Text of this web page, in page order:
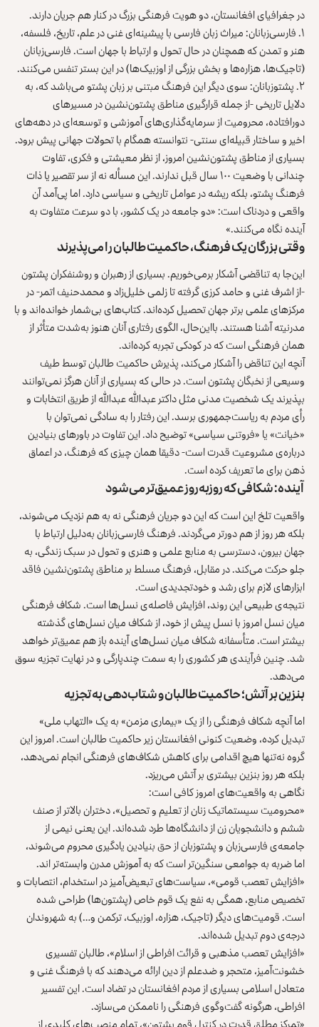
در جغرافیای افغانستان، دو هویت فرهنگی بزرگ در کنار هم جریان دارند.
۱. فارسی‌زبانان: میراث زبان فارسی با پیشینه‌ای غنی در علم، تاریخ، فلسفه،
هنر و تمدن که همچنان در حال تحول و ارتباط با جهان است. فارسی‌زبانان
(تاجیک‌ها، هزاره‌ها و بخش بزرگی از اوزبیک‌ها) در این بستر تنفس می‌کنند.
۲. پشتوزبانان: سوی دیگر این فرهنگ مبتنی بر زبان پشتو می‌باشد که، به‌
دلایل تاریخی -از جمله قرارگیری مناطق پشتون‌نشین در مسیرهای
دورافتاده، محرومیت از سرمایه‌گذاری‌های آموزشی و توسعه‌ای در دهه‌های
اخیر و ساختار قبیله‌ای سنتی- نتوانسته همگام با تحولات جهانی پیش برود.
بسیاری از مناطق پشتون‌نشین امروز، از نظر معیشتی و فکری، تفاوت
چندانی با وضعیت ۱۰۰ سال قبل ندارند. این مسأله نه از سر تقصیر یا ذات
فرهنگ پشتو، بلکه ریشه در عوامل تاریخی و سیاسی دارد. اما پی‌آمد آن
واقعی و دردناک است: «دو جامعه در یک کشور، با دو سرعت متفاوت به
آینده نگاه می‌کنند.»
وقتی بزرگان یک فرهنگ، حاکمیت طالبان را می‌پذیرند
این‌جا به تناقضی آشکار برمی‌خوریم. بسیاری از رهبران و روشنفکران پشتون
-از اشرف غنی و حامد کرزی گرفته تا زلمی خلیل‌زاد و محمدحنیف اتمر- در
مرکزهای علمی برتر جهان تحصیل کرده‌اند. کتاب‌های بی‌شمار خوانده‌اند و با
مدرنیته آشنا هستند. بااین‌حال، الگوی رفتاری آنان هنوز به‌شدت متأثر از
همان فرهنگی است که در کودکی تجربه کرده‌اند.
آنچه این تناقض را آشکار می‌کند، پذیرش حاکمیت طالبان توسط طیف
وسیعی از نخبگان پشتون است. در حالی که بسیاری از آنان هرگز نمی‌توانند
بپذیرند یک شخصیت مدنی مثل داکتر عبدالله عبدالله از طریق انتخابات و
رأی مردم به ریاست‌جمهوری برسد. این رفتار را به سادگی نمی‌توان با
«خیانت» یا «فروتنی سیاسی» توضیح داد. این تفاوت در باورهای بنیادین
درباره‌ی مشروعیت قدرت است- دقیقا همان چیزی که فرهنگ، در اعماق
ذهن برای ما تعریف کرده است.
آینده: شکافی که روزبه‌روز عمیق‌تر می‌شود
واقعیت تلخ این است که این دو جریان فرهنگی نه به هم نزدیک می‌شوند،
بلکه هر روز از هم دورتر می‌گردند. فرهنگ فارسی‌زبانان به‌دلیل ارتباط با
جهان بیرون، دسترسی به منابع علمی و هنری و تحول در سبک زندگی، به
جلو حرکت می‌کند. در مقابل، فرهنگ مسلط بر مناطق پشتون‌نشین فاقد
ابزارهای لازم برای رشد و خودتجدیدی است.
نتیجه‌ی طبیعی این روند، افزایش فاصله‌ی نسل‌ها است. شکاف فرهنگی
میان نسل امروز با نسل پیش از خود، از شکاف میان نسل‌های گذشته
بیشتر است. متأسفانه شکاف میان نسل‌های آینده باز هم عمیق‌تر خواهد
شد. چنین فرآیندی هر کشوری را به‌ سمت چندپارگی و در نهایت تجزیه سوق
می‌دهد.
بنزین بر آتش؛ حاکمیت طالبان و شتاب‌دهی به تجزیه
اما آنچه شکاف فرهنگی را از یک «بیماری مزمن» به یک «التهاب ملی»
تبدیل کرده، وضعیت کنونی افغانستان زیر حاکمیت طالبان است. امروز این
گروه نه‌تنها هیچ اقدامی برای کاهش شکاف‌های فرهنگی انجام نمی‌دهد،
بلکه هر روز بنزین بیشتری بر آتش می‌ریزد.
نگاهی به واقعیت‌های امروز کافی است:
«محرومیت سیستماتیک زنان از تعلیم و تحصیل»، دختران بالاتر از صنف
ششم و دانشجویان زن از دانشگاه‌ها طرد شده‌اند. این یعنی نیمی از
جامعه‌ی فارسی‌زبان و پشتوزبان از حق بنیادین یادگیری محروم می‌شوند،
اما ضربه به جوامعی سنگین‌تر است که به آموزش مدرن وابسته‌تر اند.
«افزایش تعصب قومی»، سیاست‌های تبعیض‌آمیز در استخدام، انتصابات و
تخصیص منابع، همگی به نفع یک قوم خاص (پشتون‌ها) طراحی شده
است. قومیت‌های دیگر (تاجیک، هزاره، اوزبیک، ترکمن و…) به شهروندان
درجه‌ی دوم تبدیل شده‌اند.
«افزایش تعصب مذهبی و قرائت افراطی از اسلام»، طالبان تفسیری
خشونت‌آمیز، متحجر و ضدعلم از دین ارائه می‌دهند که با فرهنگ غنی و
متعادل اسلامی بسیاری از مردم افغانستان در تضاد است. این تفسیر
افراطی، هرگونه گفت‌وگوی فرهنگی را ناممکن می‌سازد.